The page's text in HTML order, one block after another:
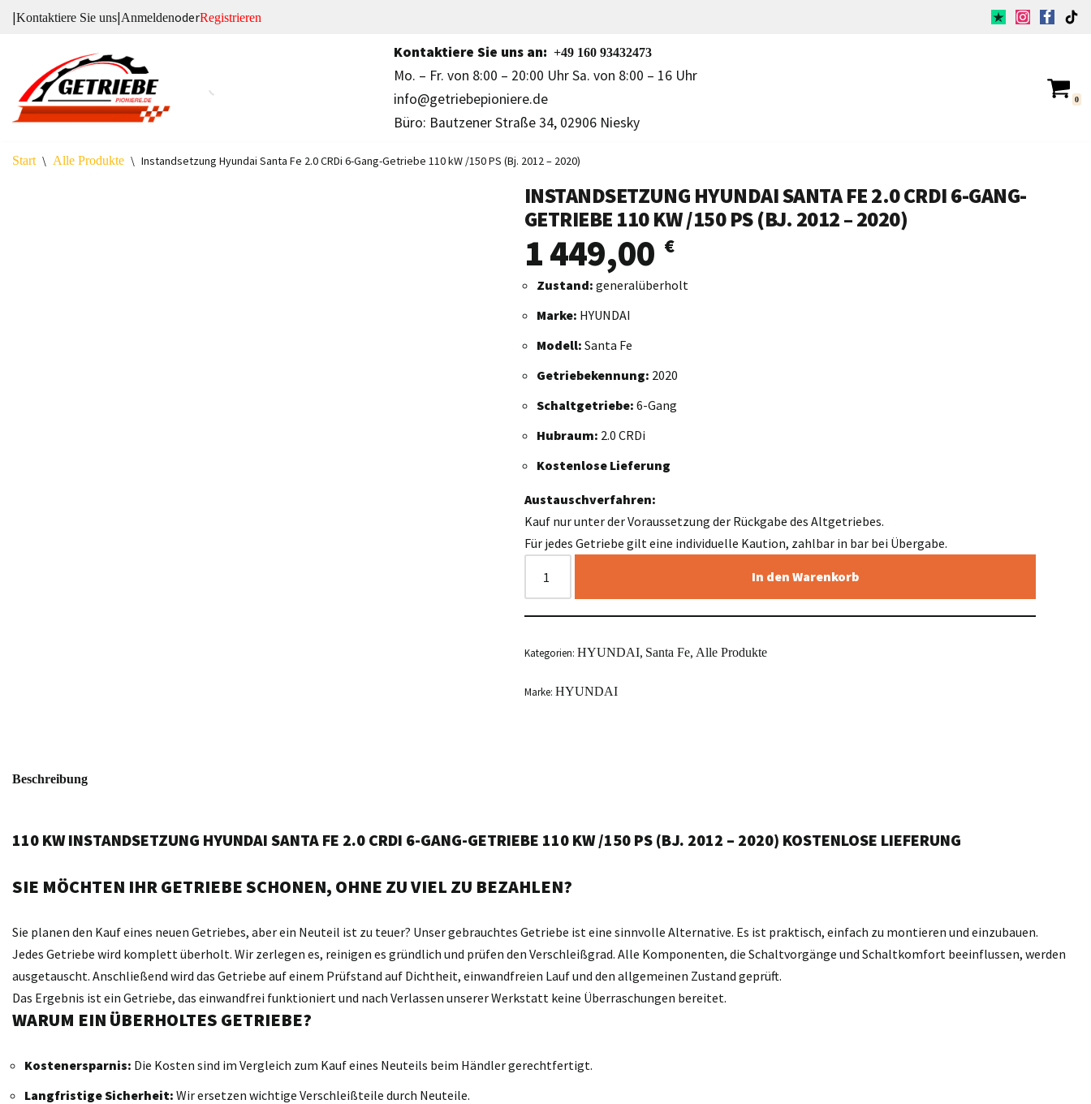
springen
|Kontaktiere Sie uns|AnmeldenoderRegistrieren
Kontaktiere Sie uns an: +49 160 93432473
Mo. – Fr. von 8:00 – 20:00 Uhr Sa. von 8:00 – 16 Uhr
info@getriebepioniere.de
Büro: Bautzener Straße 34, 02906 Niesky
0
Start \ Alle Produkte \ Instandsetzung Hyundai Santa Fe 2.0 CRDi 6-Gang-Getriebe 110 kW /150 PS (Bj. 2012 – 2020)
INSTANDSETZUNG HYUNDAI SANTA FE 2.0 CRDI 6-GANG-
GETRIEBE 110 KW /150 PS (BJ. 2012 – 2020)
1 449,00 €
Zustand: generalüberholt
Marke: HYUNDAI
Modell: Santa Fe
Getriebekennung: 2020
Schaltgetriebe: 6-Gang
Hubraum: 2.0 CRDi
Kostenlose Lieferung
Austauschverfahren:
Kauf nur unter der Voraussetzung der Rückgabe des Altgetriebes.
Für jedes Getriebe gilt eine individuelle Kaution, zahlbar in bar bei Übergabe.
In den Warenkorb
Kategorien: HYUNDAI, Santa Fe, Alle Produkte
Marke: HYUNDAI
Beschreibung
110 KW INSTANDSETZUNG HYUNDAI SANTA FE 2.0 CRDI 6-GANG-GETRIEBE 110 KW /150 PS (BJ. 2012 – 2020) KOSTENLOSE LIEFERUNG
SIE MÖCHTEN IHR GETRIEBE SCHONEN, OHNE ZU VIEL ZU BEZAHLEN?
Sie planen den Kauf eines neuen Getriebes, aber ein Neuteil ist zu teuer? Unser gebrauchtes Getriebe ist eine sinnvolle Alternative. Es ist praktisch, einfach zu montieren und einzubauen.
Jedes Getriebe wird komplett überholt. Wir zerlegen es, reinigen es gründlich und prüfen den Verschleißgrad. Alle Komponenten, die Schaltvorgänge und Schaltkomfort beeinflussen, werden
ausgetauscht. Anschließend wird das Getriebe auf einem Prüfstand auf Dichtheit, einwandfreien Lauf und den allgemeinen Zustand geprüft.
Das Ergebnis ist ein Getriebe, das einwandfrei funktioniert und nach Verlassen unserer Werkstatt keine Überraschungen bereitet.
WARUM EIN ÜBERHOLTES GETRIEBE?
Kostenersparnis: Die Kosten sind im Vergleich zum Kauf eines Neuteils beim Händler gerechtfertigt.
Langfristige Sicherheit: Wir ersetzen wichtige Verschleißteile durch Neuteile.